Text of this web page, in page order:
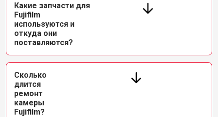
Какие запчасти для
Fujifilm
используются и
откуда они
поставляются?
Сколько
длится
ремонт
камеры
Fujifilm?